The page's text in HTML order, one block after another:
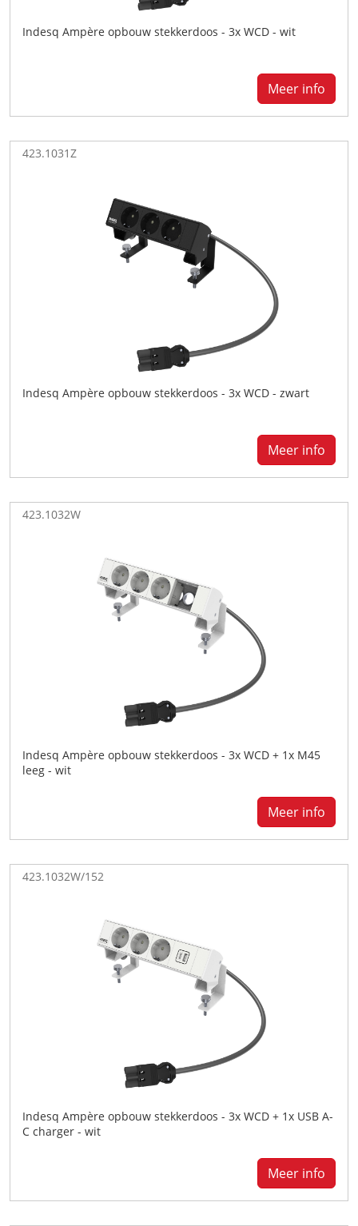
Indesq Ampère opbouw stekkerdoos - 3x WCD - wit
Meer info
423.1031Z
Indesq Ampère opbouw stekkerdoos - 3x WCD - zwart
Meer info
423.1032W
Indesq Ampère opbouw stekkerdoos - 3x WCD + 1x M45
leeg - wit
Meer info
423.1032W/152
Indesq Ampère opbouw stekkerdoos - 3x WCD + 1x USB A-
C charger - wit
Meer info